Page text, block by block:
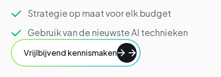
Strategie op maat voor elk budget
Gebruik van de nieuwste AI technieken
Vrijlbijvend kennismaken